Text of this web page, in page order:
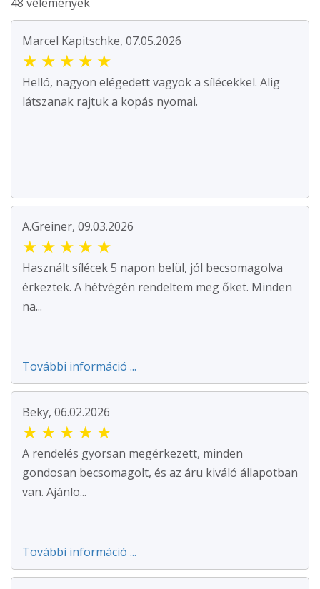
Marcel Kapitschke, 07.05.2026
★ ★ ★ ★ ★
Helló, nagyon elégedett vagyok a sílécekkel. Alig
látszanak rajtuk a kopás nyomai.
A.Greiner, 09.03.2026
★ ★ ★ ★ ★
Használt sílécek 5 napon belül, jól becsomagolva
érkeztek. A hétvégén rendeltem meg őket. Minden
na...
További információ ...
Beky, 06.02.2026
★ ★ ★ ★ ★
A rendelés gyorsan megérkezett, minden
gondosan becsomagolt, és az áru kiváló állapotban
van. Ajánlo...
További információ ...